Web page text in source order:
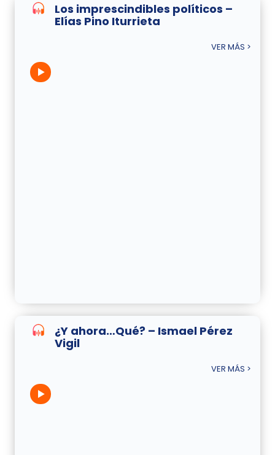
Los imprescindibles políticos –
Elías Pino Iturrieta
VER MÁS >
¿Y ahora…Qué? – Ismael Pérez
Vigil
VER MÁS >